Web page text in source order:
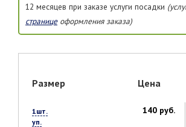
12 месяцев при заказе услуги посадки
страницеоформления заказа)
Размер Цена
1шт.
уп.
140 руб.